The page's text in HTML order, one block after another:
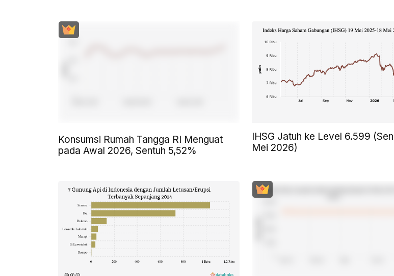
Konsumsi Rumah Tangga RI Menguat
pada Awal 2026, Sentuh 5,52%
IHSG Jatuh ke Level 6.599
Mei 2026)